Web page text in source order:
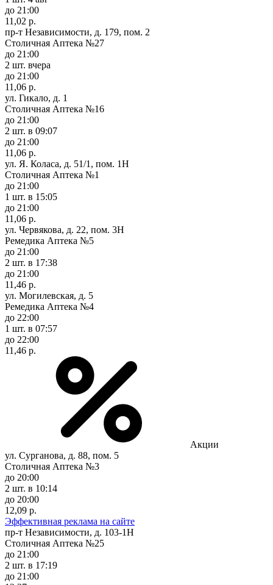
до 21:00
11,02 р.
пр-т Независимости, д. 179, пом. 2
Столичная Аптека №27
до 21:00
2 шт. вчера
до 21:00
11,06 р.
ул. Гикало, д. 1
Столичная Аптека №16
до 21:00
2 шт. в 09:07
до 21:00
11,06 р.
ул. Я. Коласа, д. 51/1, пом. 1Н
Столичная Аптека №1
до 21:00
1 шт. в 15:05
до 21:00
11,06 р.
ул. Червякова, д. 22, пом. 3Н
Ремедика Аптека №5
до 21:00
2 шт. в 17:38
до 21:00
11,46 р.
ул. Могилевская, д. 5
Ремедика Аптека №4
до 22:00
1 шт. в 07:57
до 22:00
11,46 р.
Акции
ул. Сурганова, д. 88, пом. 5
Столичная Аптека №3
до 20:00
2 шт. в 10:14
до 20:00
12,09 р.
Эффективная реклама на сайте
пр-т Независимости, д. 103-1Н
Столичная Аптека №25
до 21:00
2 шт. в 17:19
до 21:00